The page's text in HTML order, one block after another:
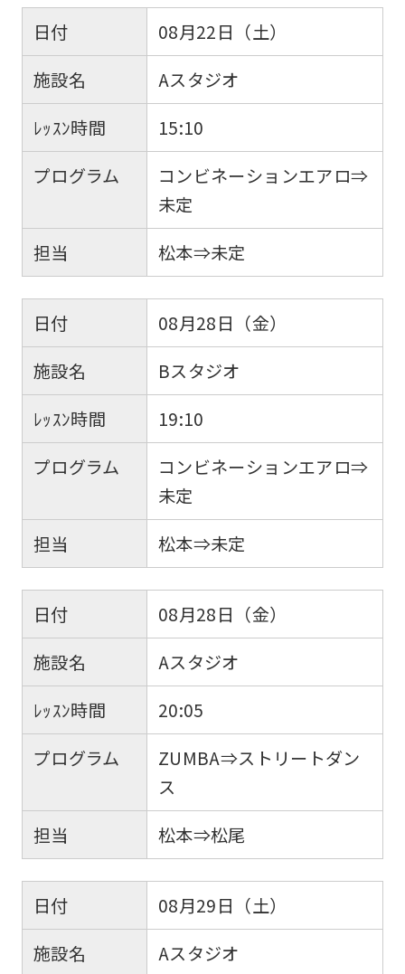
日付
08月22日（土）
施設名
Aスタジオ
ﾚｯｽﾝ時間
15:10
プログラム
コンビネーションエアロ⇒
未定
担当
松本⇒未定
日付
08月28日（金）
施設名
Bスタジオ
ﾚｯｽﾝ時間
19:10
プログラム
コンビネーションエアロ⇒
未定
担当
松本⇒未定
日付
08月28日（金）
施設名
Aスタジオ
ﾚｯｽﾝ時間
20:05
プログラム
ZUMBA⇒ストリートダン
ス
担当
松本⇒松尾
日付
08月29日（土）
施設名
Aスタジオ